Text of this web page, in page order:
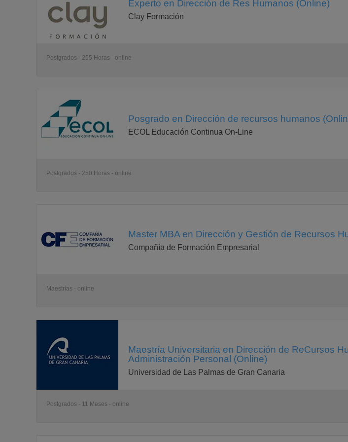
Realización de todas las pruebas de evaluación y el examen final de la UDIMA.
Experto en Dirección de Res Humanos (Online)
Clay Formación
Postgrados - 255 Horas - online
Posgrado en Dirección de recursos humanos
ECOL Educación Continua On-Line
Postgrados - 250 Horas - online
Master MBA en Dirección y Gestión de Recursos
Compañía de Formación Empresarial
Maestrías - online
Maestría Universitaria en Dirección de ReCursos
Administración Personal (Online)
Universidad de Las Palmas de Gran Canaria
Postgrados - 11 Meses - online